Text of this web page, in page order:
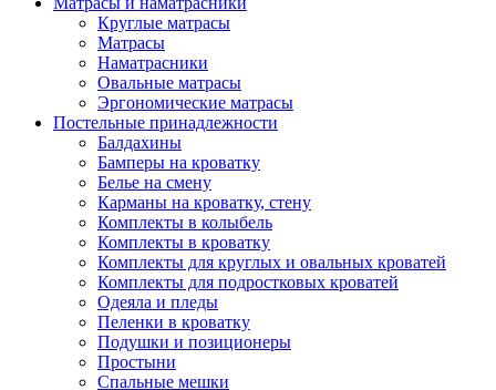
Круглые матрасы
Матрасы
Наматрасники
Овальные матрасы
Эргономические матрасы
Постельные принадлежности
Балдахины
Бамперы на кроватку
Белье на смену
Карманы на кроватку, стену
Комплекты в колыбель
Комплекты в кроватку
Комплекты для круглых и овальных кроватей
Комплекты для подростковых кроватей
Одеяла и пледы
Пеленки в кроватку
Подушки и позиционеры
Простыни
Спальные мешки